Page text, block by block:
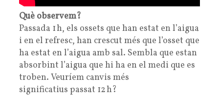
Què observem?
Passada 1 h, els ossets que han estat en l’aigua
i en el refresc, han crescut més que l’osset que
ha estat en l’aigua amb sal. Sembla que estan
absorbint l’aigua que hi ha en el medi que es
troben. Veuríem canvis més
significatius passat 12 h?